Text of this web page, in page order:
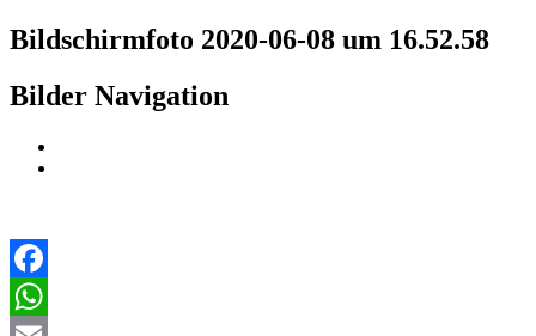
Bildschirmfoto 2020-06-08 um 16.52.58
Bilder Navigation
Facebook